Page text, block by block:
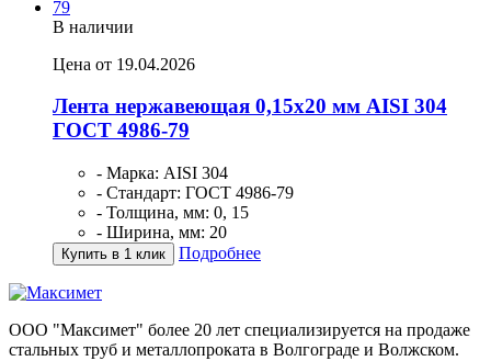
В наличии
Цена от 19.04.2026
Лента нержавеющая 0,15х20 мм AISI 304
ГОСТ 4986-79
- Марка: AISI 304
- Стандарт: ГОСТ 4986-79
- Толщина, мм: 0, 15
- Ширина, мм: 20
Купить в 1 клик Подробнее
ООО "Максимет" более 20 лет специализируется на продаже
стальных труб и металлопроката в Волгограде и Волжском.